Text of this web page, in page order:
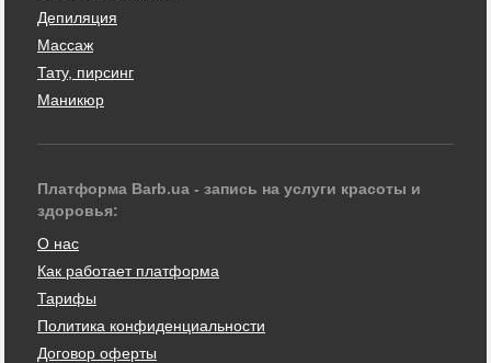
Депиляция
Массаж
Тату, пирсинг
Маникюр
Платформа Barb.ua - запись на услуги красоты и
здоровья:
О нас
Как работает платформа
Тарифы
Политика конфиденциальности
Договор оферты